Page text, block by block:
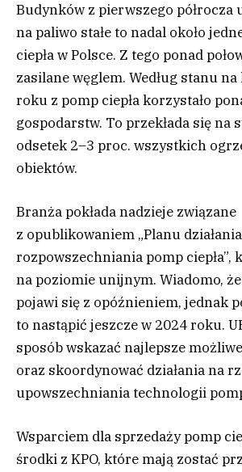
Budynków z pierwszego półrocza
na paliwo stałe to nadal około
ciepła w Polsce. Z tego ponad
zasilane węglem. Według stanu
roku z pomp ciepła korzystało
gospodarstw. To przekłada się na
odsetek 2–3 proc. wszystkich
obiektów.
Branża pokłada nadzieje związane
z opublikowaniem „Planu
rozpowszechniania pomp ciepła”,
na poziomie unijnym. Wiadomo,
pojawi się z opóźnieniem, jednak
to nastąpić jeszcze w 2024 roku.
sposób wskazać najlepsze
oraz skoordynować działania na
upowszechniania technologii
Wsparciem dla sprzedaży pomp
środki z KPO, które mają zostać